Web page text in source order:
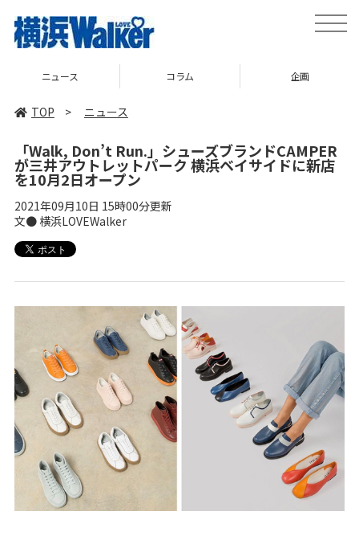
toggle
ニュース コラム 企画
TOP > ニュース
「Walk, Don’t Run.」シューズブランドCAMPER
が三井アウトレットパーク 横浜ベイサイドに新店
を10月2日オープン
2021年09月10日 15時00分更新
文● 横浜LOVEWalker